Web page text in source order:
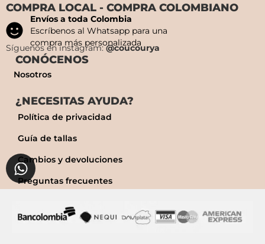
COMPRA LOCAL - COMPRA COLOMBIANO
Envíos a toda Colombia
Escríbenos al Whatsapp para una
compra más personalizada
Síguenos en instagram:@coucourya
CONÓCENOS
Nosotros
¿NECESITAS AYUDA?
Política de privacidad
Guía de tallas
Cambios y devoluciones
Preguntas frecuentes